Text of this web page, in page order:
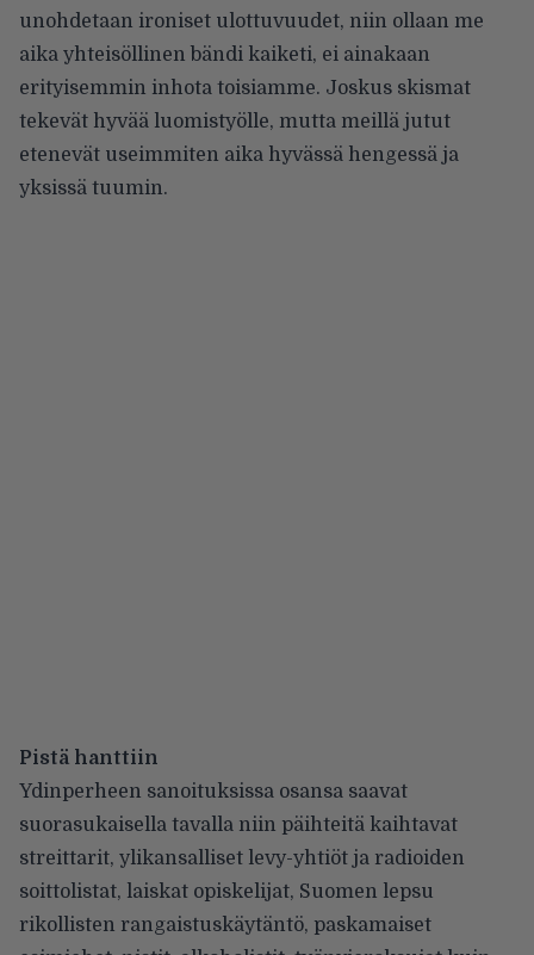
unohdetaan ironiset ulottuvuudet, niin ollaan me
aika yhteisöllinen bändi kaiketi, ei ainakaan
erityisemmin inhota toisiamme. Joskus skismat
tekevät hyvää luomistyölle, mutta meillä jutut
etenevät useimmiten aika hyvässä hengessä ja
yksissä tuumin.
Pistä hanttiin
Ydinperheen sanoituksissa osansa saavat
suorasukaisella tavalla niin päihteitä kaihtavat
streittarit, ylikansalliset levy-yhtiöt ja radioiden
soittolistat, laiskat opiskelijat, Suomen lepsu
rikollisten rangaistuskäytäntö, paskamaiset